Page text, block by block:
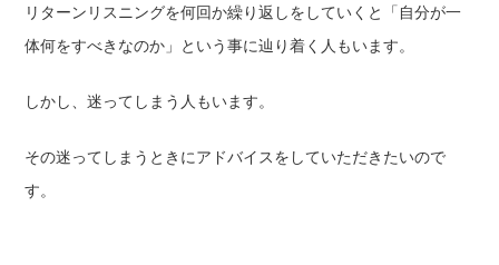
リターンリスニングを何回か繰り返しをしていくと「自分が一
体何をすべきなのか」という事に辿り着く人もいます。
しかし、迷ってしまう人もいます。
その迷ってしまうときにアドバイスをしていただきたいので
す。